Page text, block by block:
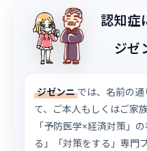
認知症
ジゼ
ジゼンニ では、名前の
て、ご本人もしくはご家
「予防医学×経済対策」
る」「対策をする」専門